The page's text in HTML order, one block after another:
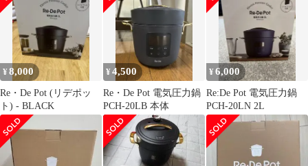
¥8,000
Re・De Pot (リデポッ
ト) - BLACK
¥4,500
Re・De Pot 電気圧力鍋
PCH-20LB 本体
¥6,000
Re:De Pot 電気圧力鍋
PCH-20LN 2L